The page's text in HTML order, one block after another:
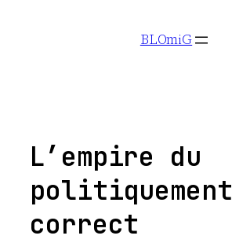
BLOmiG
L’empire du
politiquement
correct